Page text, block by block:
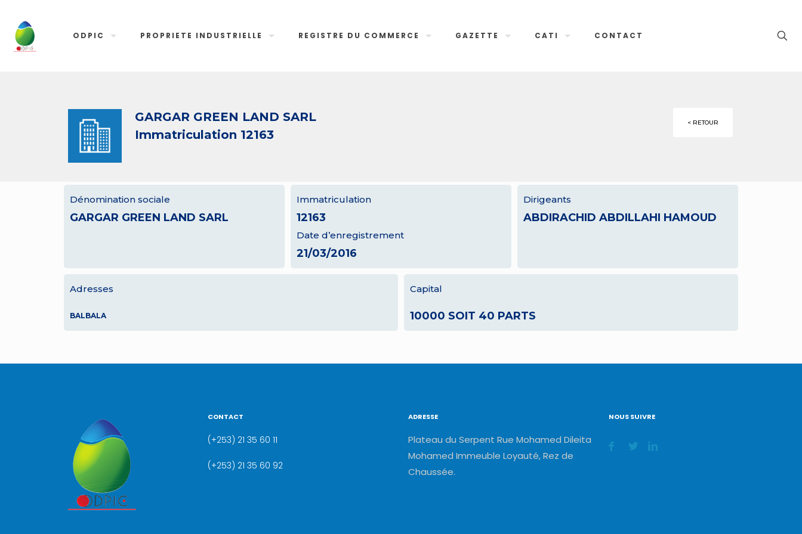
ODPIC PROPRIETE INDUSTRIELLE REGISTRE DU COMMERCE GAZETTE CATI CONTACT
GARGAR GREEN LAND SARL
Immatriculation 12163
< RETOUR
Dénomination sociale
GARGAR GREEN LAND SARL
Immatriculation
12163
Date d’enregistrement
21/03/2016
Dirigeants
ABDIRACHID ABDILLAHI HAMOUD
Adresses
BALBALA
Capital
10000 SOIT 40 PARTS
CONTACT
(+253) 21 35 60 11
(+253) 21 35 60 92
ADRESSE
Plateau du Serpent Rue Mohamed Dileita
Mohamed Immeuble Loyauté, Rez de
Chaussée.
NOUS SUIVRE